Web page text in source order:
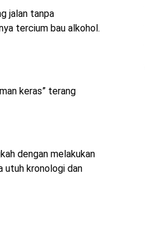
jalan tanpa
tercium bau alkohol.
keras” terang
dengan melakukan
utuh kronologi dan